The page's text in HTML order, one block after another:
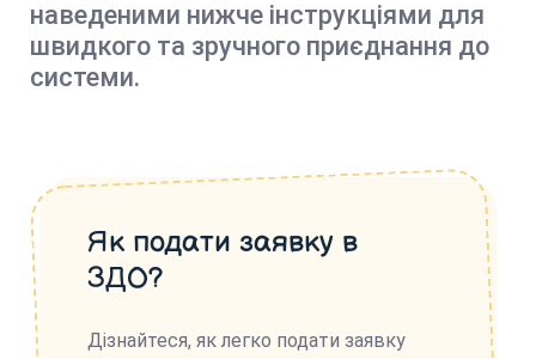
наведеними нижче інструкціями для
швидкого та зручного приєднання до
системи.
Як подати заявку в
ЗДО?
Дізнайтеся, як легко подати заявку